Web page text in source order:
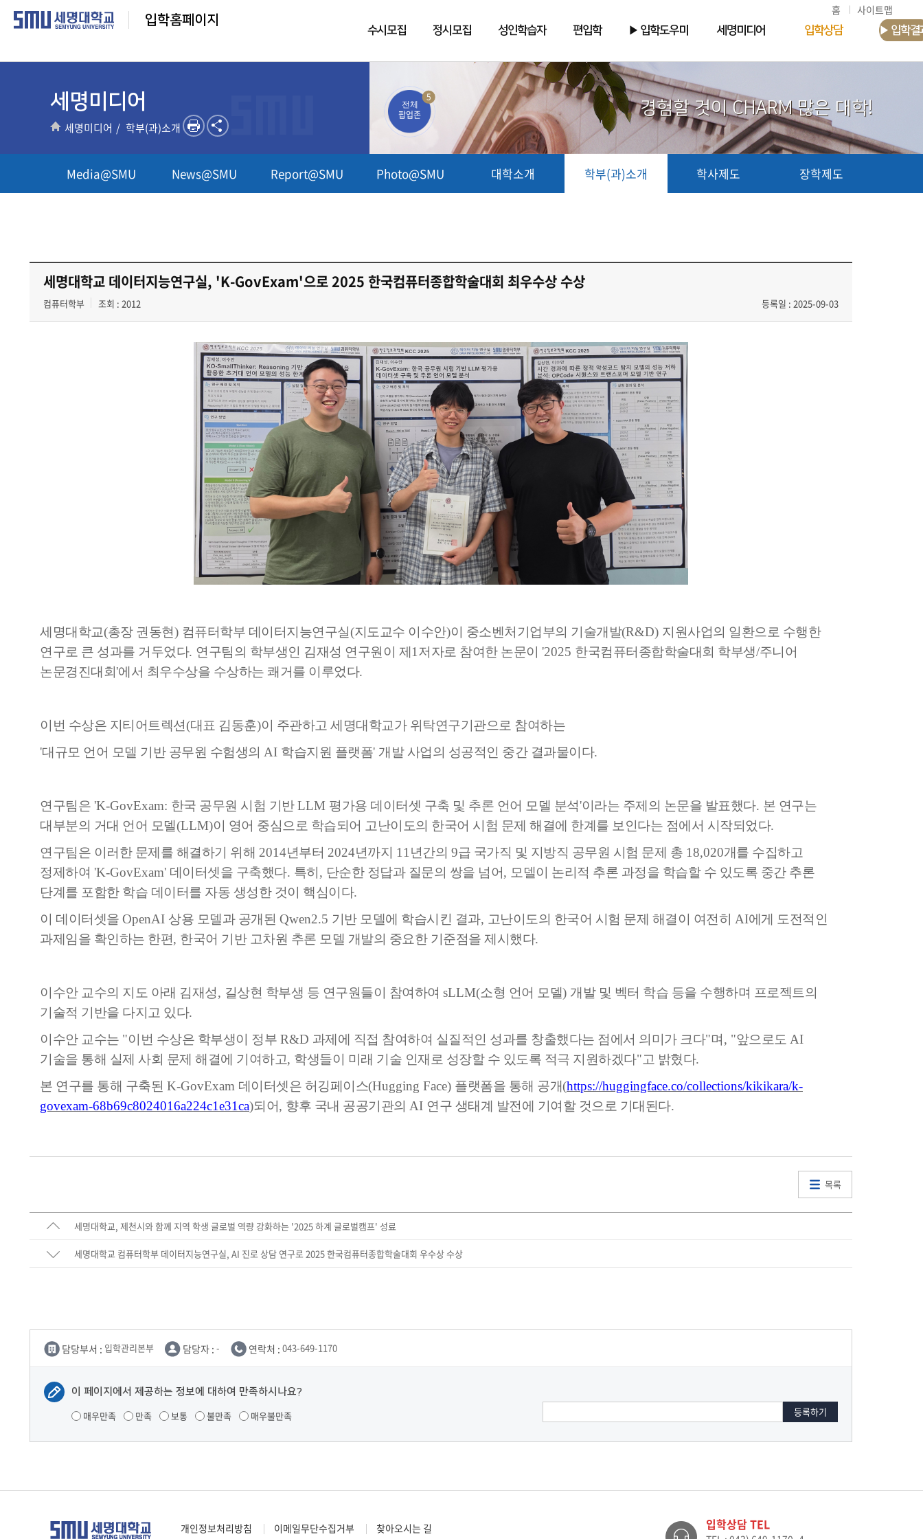
5
전체
팝업존
입학홈페이지
홈 사이트맵
수시모집 정시모집 성인학습자 편입학 ▶ 입학도우미 세명미디어 입학상담 ▶ 입학결
세명미디어 경험할 것이 CHARM 많은 대학!
세명미디어 학부(과)소개
Media@SMU News@SMU Report@SMU Photo@SMU 대학소개 학부(과)소개 학사제도 장학제도
세명대학교 데이터지능연구실, 'K-GovExam'으로 2025 한국컴퓨터종합학술대회 최우수상 수상
컴퓨터학부 조회 : 2012 등록일 : 2025-09-03
세명대학교(총장 권동현) 컴퓨터학부 데이터지능연구실(지도교수 이수안)이 중소벤처기업부의 기술개발(R&D) 지원사업의 일환으로 수행한
연구로 큰 성과를 거두었다. 연구팀의 학부생인 김재성 연구원이 제 1 저자로 참여한 논문이 '2025 한국컴퓨터종합학술대회 학부생/주니어
논문경진대회 '에서 최우수상을 수상하는 쾌거를 이루었다.
이번 수상은 지티어트렉션(대표 김동훈)이 주관하고 세명대학교가 위탁연구기관으로 참여하는
'대규모 언어 모델 기반 공무원 수험생의 AI 학습지원 플랫폼' 개발 사업의 성공적인 중간 결과물이다.
연구팀은 'K-GovExam: 한국 공무원 시험 기반LLM 평가용 데이터셋 구축 및 추론 언어 모델 분석'이라는 주제의 논문을 발표했다. 본 연구는
대부분의 거대 언어 모델(LLM)이 영어 중심으로 학습되어 고난이도의 한국어 시험 문제 해결에 한계를 보인다는 점에서 시작되었다.
연구팀은 이러한 문제를 해결하기 위해 2014년부터 2024년까지 11 년간의 9급 국가직 및 지방직 공무원 시험 문제 총 18,020개를 수집하고
정제하여 'K-GovExam' 데이터셋을 구축했다. 특히 , 단순한 정답과 질문의 쌍을 넘어, 모델이 논리적 추론 과정을 학습할 수 있도록 중간 추론
단계를 포함한 학습 데이터를 자동 생성한 것이 핵심이다.
이 데이터셋을 OpenAI 상용 모델과 공개된 Qwen2.5 기반 모델에 학습시킨 결과, 고난이도의 한국어 시험 문제 해결이 여전히 AI에게 도전적인
과제임을 확인하는 한편, 한국어 기반 고차원 추론 모델 개발의 중요한 기준점을 제시했다.
이수안 교수의 지도 아래 김재성, 길상현 학부생 등 연구원들이 참여하여 sLLM(소형 언어 모델) 개발 및 벡터 학습 등을 수행하며 프로젝트의
기술적 기반을 다지고 있다.
이수안 교수는 "이번 수상은 학부생이 정부 R&D 과제에 직접 참여하여 실질적인 성과를 창출했다는 점에서 의미가 크다"며 , "앞으로도 AI
기술을 통해 실제 사회 문제 해결에 기여하고, 학생들이 미래 기술 인재로 성장할 수 있도록 적극 지원하겠다"고 밝혔다.
본 연구를 통해 구축된 K-GovExam 데이터셋은 허깅페이스(Hugging Face) 플랫폼을 통해 공개(https://huggingface.co/collections/kikikara/k-
govexam-68b69c8024016a224c1e31ca)되어, 향후 국내 공공기관의 AI 연구 생태계 발전에 기여할 것으로 기대된다.
목록
세명대학교, 제천시와 함께 지역 학생 글로벌 역량 강화하는 '2025 하계 글로벌캠프' 성료
세명대학교 컴퓨터학부 데이터지능연구실, AI 진로 상담 연구로 2025 한국컴퓨터종합학술대회 우수상 수상
담당부서 : 입학관리본부 담당자 : - 연락처 : 043-649-1170
이 페이지에서 제공하는 정보에 대하여 만족하시나요?
매우만족 만족 보통 불만족 매우불만족
입학상담 TEL
개인정보처리방침 이메일무단수집거부 찾아오시는 길